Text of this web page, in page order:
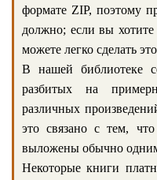
формате ZIP, поэтому
должно; если вы
можете легко сделать
В нашей библиотеке
разбитых на
различных
это связано с тем,
выложены обычно
Некоторые книги